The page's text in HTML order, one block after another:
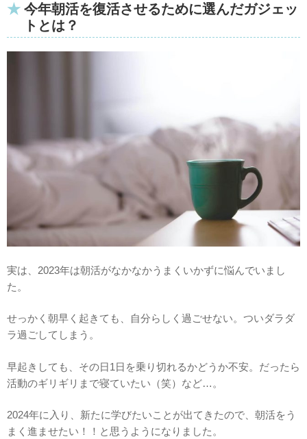
今年朝活を復活させるために選んだガジェッ
トとは？
実は、2023年は朝活がなかなかうまくいかずに悩んでいまし
た。
せっかく朝早く起きても、自分らしく過ごせない。ついダラダ
ラ過ごしてしまう。
早起きしても、その日1日を乗り切れるかどうか不安。だったら
活動のギリギリまで寝ていたい（笑）など…。
2024年に入り、新たに学びたいことが出てきたので、朝活をう
まく進ませたい！！と思うようになりました。